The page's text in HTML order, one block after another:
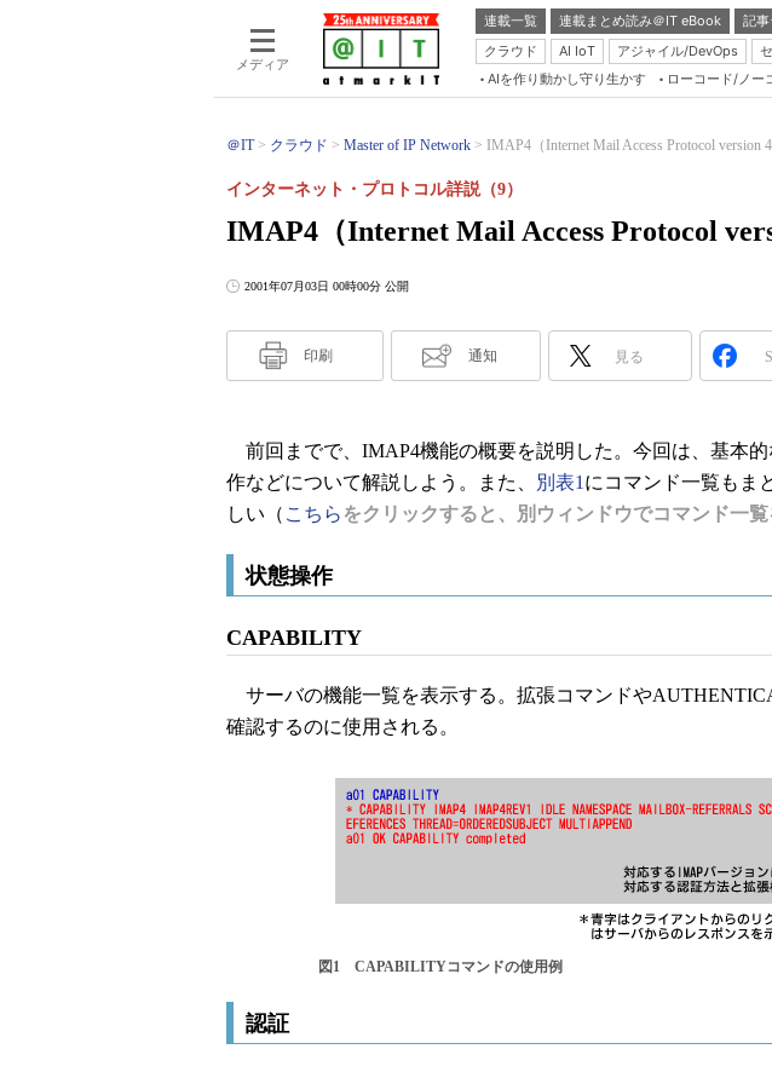
メディア
連載一覧 連載まとめ読み＠IT eBook 記
クラウド
AI IoT アジャイル/DevOps
AIを作り動かし守り生かす ローコード/ノー
＠IT クラウド Master of IP Network IMAP4（Internet Mail Access Protocol version
IMAP4（Internet Mail Access Protocol
インターネット・プロトコル詳説（9）
2001年07月03日 00時00分 公開
印刷 通知 見る
前回までで、IMAP4機能の概要を説明した。今回は、基本
作などについて解説しよう。また、
別表1 にコマンド一覧もま
しい（ こちら をクリックすると、別ウィンドウでコマンド一
状態操作
CAPABILITY
サーバの機能一覧を表示する。拡張コマンドや
確認するのに使用される。
図1 CAPABILITYコマンドの使用例
認証